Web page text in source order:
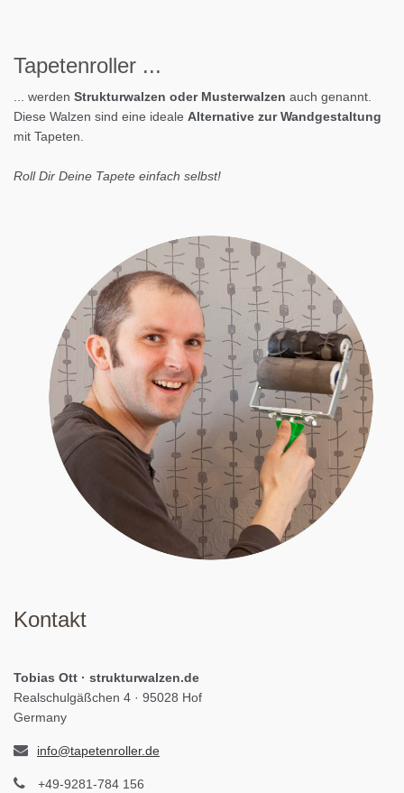
Tapetenroller ...
... werden Strukturwalzen oder Musterwalzen auch genannt.
Diese Walzen sind eine ideale Alternative zur Wandgestaltung
mit Tapeten.
Roll Dir Deine Tapete einfach selbst!
Kontakt
Tobias Ott · strukturwalzen.de
Realschulgäßchen 4 · 95028 Hof
Germany
info@tapetenroller.de
+49-9281-784 156